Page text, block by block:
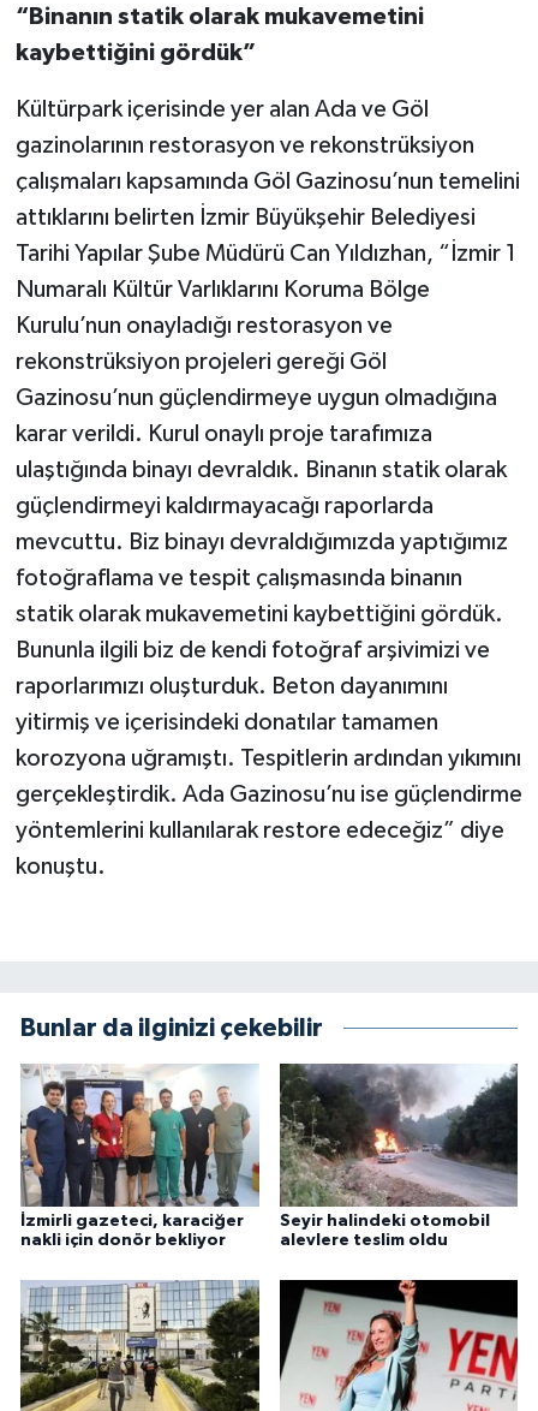
“Binanın statik olarak mukavemetini
kaybettiğini gördük”
Kültürpark içerisinde yer alan Ada ve Göl
gazinolarının restorasyon ve rekonstrüksiyon
çalışmaları kapsamında Göl Gazinosu’nun temelini
attıklarını belirten İzmir Büyükşehir Belediyesi
Tarihi Yapılar Şube Müdürü Can Yıldızhan, “İzmir 1
Numaralı Kültür Varlıklarını Koruma Bölge
Kurulu’nun onayladığı restorasyon ve
rekonstrüksiyon projeleri gereği Göl
Gazinosu’nun güçlendirmeye uygun olmadığına
karar verildi. Kurul onaylı proje tarafımıza
ulaştığında binayı devraldık. Binanın statik olarak
güçlendirmeyi kaldırmayacağı raporlarda
mevcuttu. Biz binayı devraldığımızda yaptığımız
fotoğraflama ve tespit çalışmasında binanın
statik olarak mukavemetini kaybettiğini gördük.
Bununla ilgili biz de kendi fotoğraf arşivimizi ve
raporlarımızı oluşturduk. Beton dayanımını
yitirmiş ve içerisindeki donatılar tamamen
korozyona uğramıştı. Tespitlerin ardından yıkımını
gerçekleştirdik. Ada Gazinosu’nu ise güçlendirme
yöntemlerini kullanılarak restore edeceğiz” diye
konuştu.
Bunlar da ilginizi çekebilir
İzmirli gazeteci, karaciğer
nakli için donör bekliyor
Seyir halindeki otomobil
alevlere teslim oldu